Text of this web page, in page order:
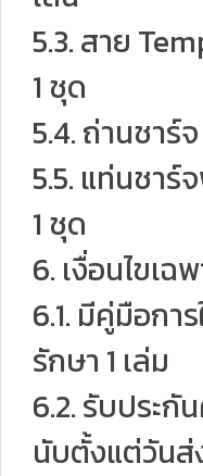
5.3. สาย
1 ชุด
5.4. ถ่านชาร์
5.5. แท่นชาร์
1 ชุด
6. เงื่อนไขเฉพ
6.1. มีคู่มือกา
รักษา 1 เล่ม
6.2. รับประกั
นับตั้งแต่วัน